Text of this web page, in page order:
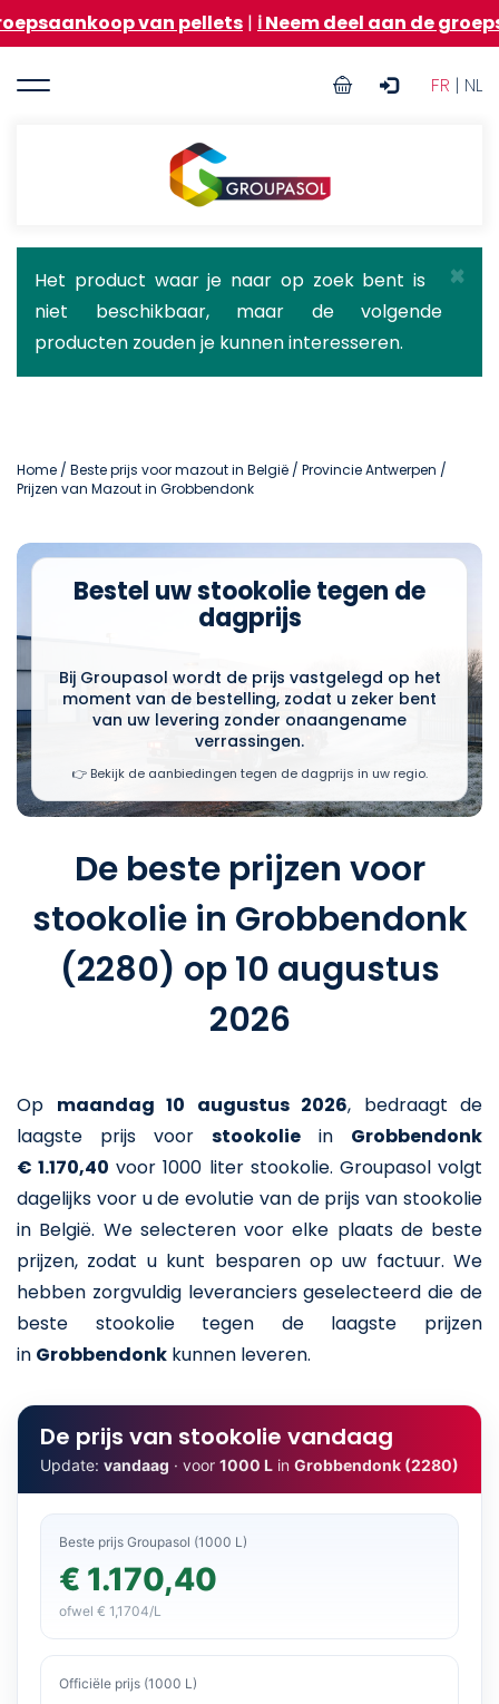
Overslaan
en
de
van pellets|ℹ️ Neem deel aan de
FR | NL
User
Groupasol
×
Statusbericht
Het product waar je naar op zoek bent is
niet beschikbaar, maar de volgende
producten zouden je kunnen interesseren.
Home / Beste prijs voor mazout in België / Provincie Antwerpen /
Prijzen van Mazout in Grobbendonk
Bestel uw stookolie tegen de
dagprijs
Bij Groupasol wordt de prijs vastgelegd op het
moment van de bestelling, zodat u zeker bent
van uw levering zonder onaangename
verrassingen.
👉 Bekijk de aanbiedingen tegen de dagprijs in uw regio.
De beste prijzen voor
stookolie in Grobbendonk
(2280) op 10 augustus
2026
Op maandag 10 augustus 2026, bedraagt de
laagste prijs voor stookolie in Grobbendonk
€ 1.170,40 voor 1000 liter stookolie. Groupasol volgt
dagelijks voor u de evolutie van de prijs van stookolie
in België. We selecteren voor elke plaats de beste
prijzen, zodat u kunt besparen op uw factuur. We
hebben zorgvuldig leveranciers geselecteerd die de
beste stookolie tegen de laagste prijzen
in Grobbendonk kunnen leveren.
De prijs van stookolie vandaag
Update: vandaag · voor 1000 L in Grobbendonk (2280)
Beste prijs Groupasol (1000 L)
€ 1.170,40
ofwel € 1,1704/L
Officiële prijs (1000 L)